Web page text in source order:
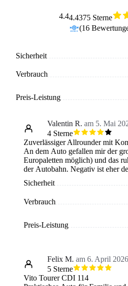
4.44.4375 Sterne
(16
Sicherheit
Verbrauch
Preis-Leistung
Valentin R. am 5. Mai
4 Sterne
Zuverlässiger Allrounder mit
An dem Auto gefallen mir der
Europaletten möglich) und das
der Autobahn. Negativ ist eher
Stadtverkehr und die
einem neuen Käufer empfehlen,
Bremsassistenten anzuschaffen
Bessere Assistenzsysteme
Sicherheit
Verbrauch
Preis-Leistung
Felix M. am 6. April 2026
5 Sterne
Vito Tourer CDI 114